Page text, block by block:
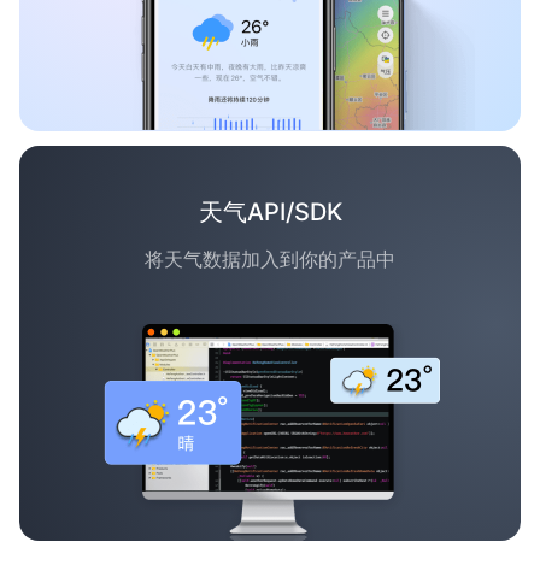
天气API/SDK
将天气数据加入到你的产品中